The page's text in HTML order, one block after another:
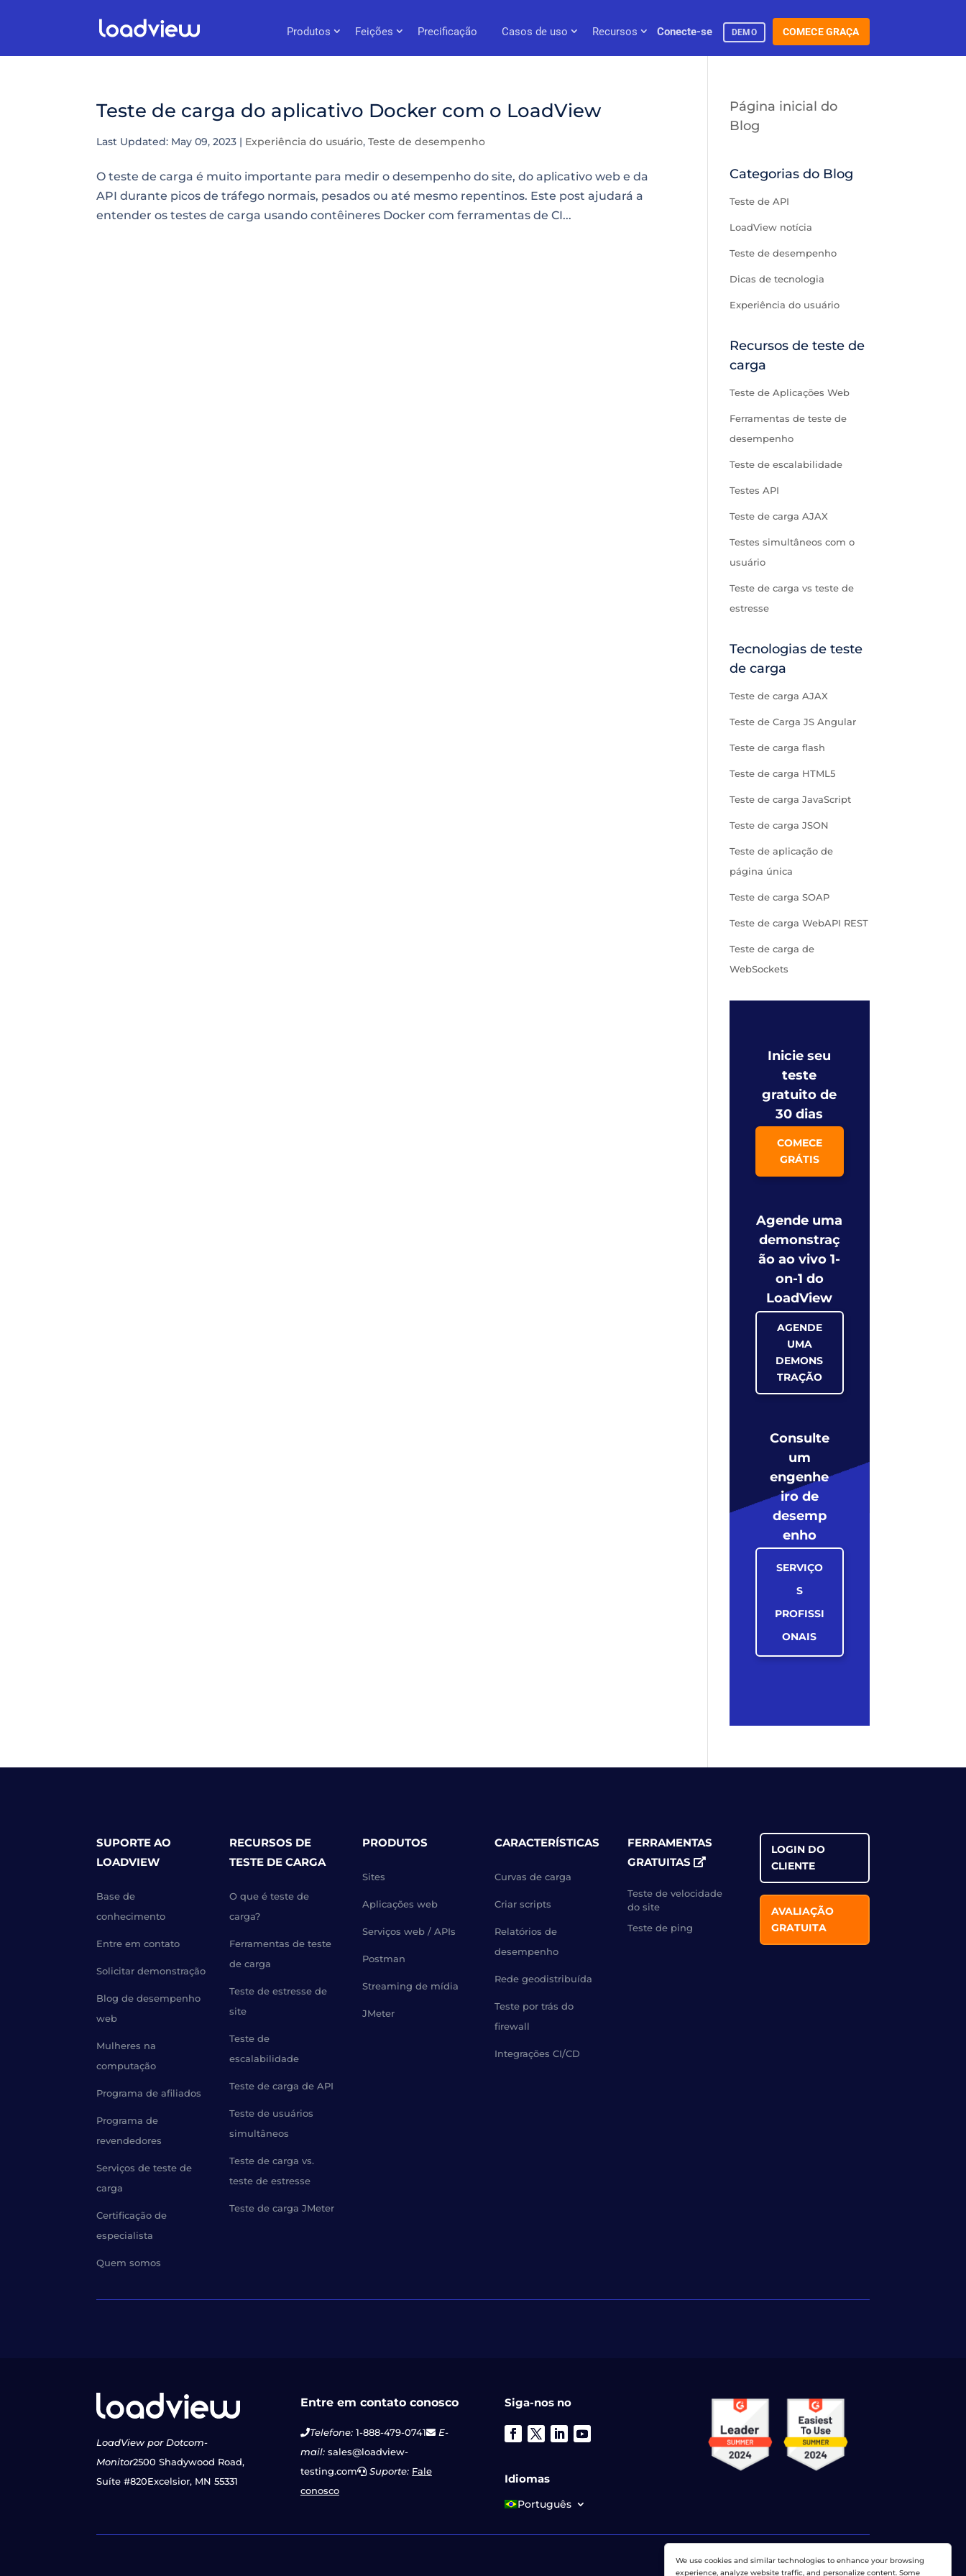
Produtos Feições Precificação Casos de uso Recursos Conecte-se DEMO COMECE GRAÇA
Teste de carga do aplicativo Docker com o LoadView
Last Updated: May 09, 2023 | Experiência do usuário,Teste de desempenho
O teste de carga é muito importante para medir o desempenho do site, do aplicativo web e da
API durante picos de tráfego normais, pesados ou até mesmo repentinos. Este post ajudará a
entender os testes de carga usando contêineres Docker com ferramentas de CI...
Página inicial do
Blog
Categorias do Blog
Teste de API
LoadView notícia
Teste de desempenho
Dicas de tecnologia
Experiência do usuário
Recursos de teste de
carga
Teste de Aplicações Web
Ferramentas de teste de
desempenho
Teste de escalabilidade
Testes API
Teste de carga AJAX
Testes simultâneos com o
usuário
Teste de carga vs teste de
estresse
Tecnologias de teste
de carga
Teste de carga AJAX
Teste de Carga JS Angular
Teste de carga flash
Teste de carga HTML5
Teste de carga JavaScript
Teste de carga JSON
Teste de aplicação de
página única
Teste de carga SOAP
Teste de carga WebAPI REST
Teste de carga de
WebSockets
Inicie seu
teste
gratuito de
30 dias
COMECE
GRÁTIS
Agende uma
demonstraç
ão ao vivo 1-
on-1 do
LoadView
AGENDE
UMA
DEMONS
TRAÇÃO
Consulte
um
engenhe
iro de
desemp
enho
SERVIÇO
S
PROFISSI
ONAIS
SUPORTE AO
LOADVIEW
Base de
conhecimento
Entre em contato
Solicitar demonstração
Blog de desempenho
web
Mulheres na
computação
Programa de afiliados
Programa de
revendedores
Serviços de teste de
carga
Certificação de
especialista
Quem somos
RECURSOS DE
TESTE DE CARGA
O que é teste de
carga?
Ferramentas de teste
de carga
Teste de estresse de
site
Teste de
escalabilidade
Teste de carga de API
Teste de usuários
simultâneos
Teste de carga vs.
teste de estresse
Teste de carga JMeter
PRODUTOS
Sites
Aplicações web
Serviços web / APIs
Postman
Streaming de mídia
JMeter
CARACTERÍSTICAS
Curvas de carga
Criar scripts
Relatórios de
desempenho
Rede geodistribuída
Teste por trás do
firewall
Integrações CI/CD
FERRAMENTAS
GRATUITAS
Teste de velocidade
do site
Teste de ping
LOGIN DO
CLIENTE
AVALIAÇÃO
GRATUITA
LoadView por Dotcom-
Monitor2500 Shadywood Road,
Suíte #820Excelsior, MN 55331
Entre em contato conosco
Telefone:1-888-479-0741
E-
mail:sales@loadview-
testing.com
Suporte: Fale
conosco
Siga-nos no
Idiomas
Português
We use cookies and similar technologies to enhance your browsing
experience, analyze website traffic, and personalize content. Some